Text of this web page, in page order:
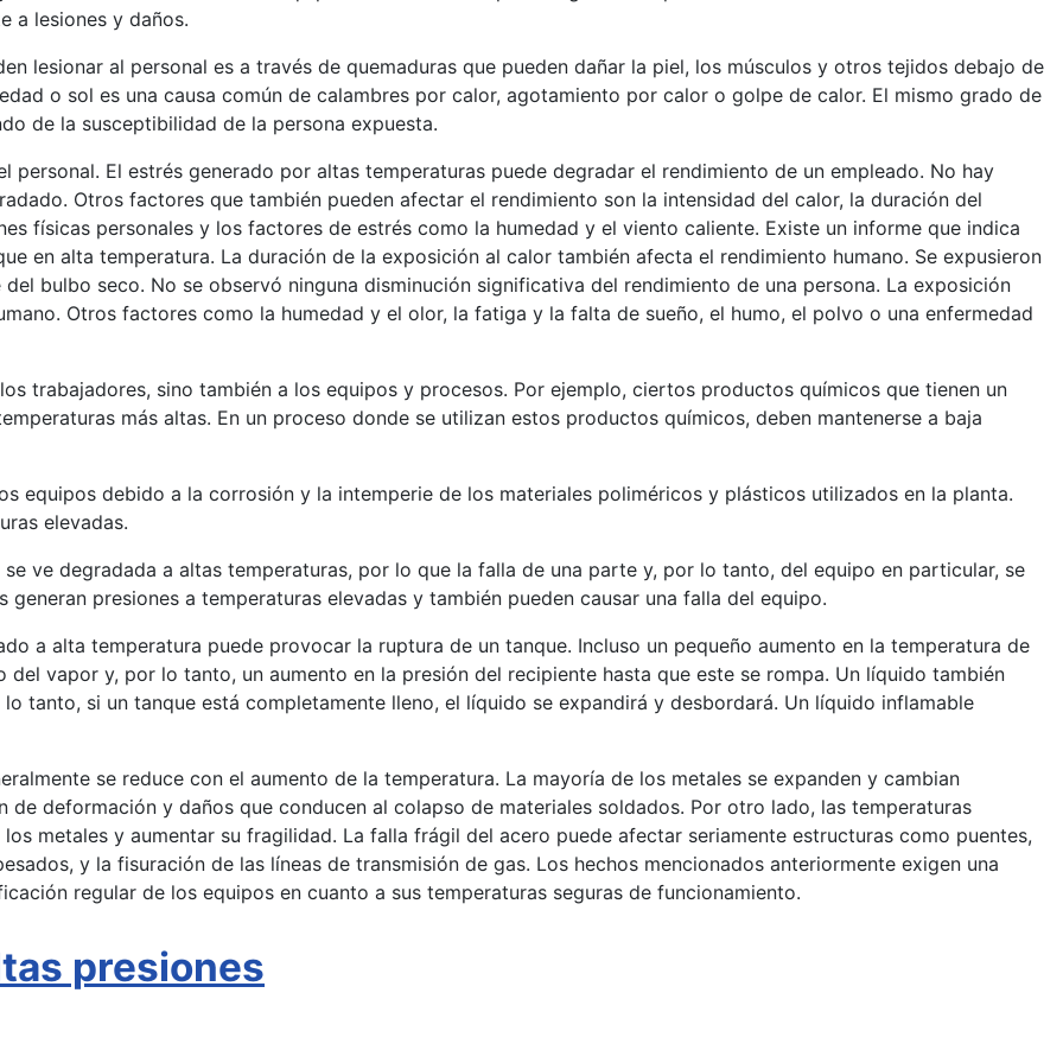
a lesiones y daños.
lesionar al personal es a través de quemaduras que pueden dañar la piel, los músculos y otros tejidos debajo de
o sol es una causa común de calambres por calor, agotamiento por calor o golpe de calor. El mismo grado de
de la susceptibilidad de la persona expuesta.
El estrés generado por altas temperaturas puede degradar el rendimiento de un empleado. No hay
Otros factores que también pueden afectar el rendimiento son la intensidad del calor, la duración del
físicas personales y los factores de estrés como la humedad y el viento caliente. Existe un informe que indica
en alta temperatura. La duración de la exposición al calor también afecta el rendimiento humano. Se expusieron
bulbo seco. No se observó ninguna disminución significativa del rendimiento de una persona. La exposición
Otros factores como la humedad y el olor, la fatiga y la falta de sueño, el humo, el polvo o una enfermedad
trabajadores, sino también a los equipos y procesos. Por ejemplo, ciertos productos químicos que tienen un
más altas. En un proceso donde se utilizan estos productos químicos, deben mantenerse a baja
equipos debido a la corrosión y la intemperie de los materiales poliméricos y plásticos utilizados en la planta.
elevadas.
ve degradada a altas temperaturas, por lo que la falla de una parte y, por lo tanto, del equipo en particular, se
presiones a temperaturas elevadas y también pueden causar una falla del equipo.
a alta temperatura puede provocar la ruptura de un tanque. Incluso un pequeño aumento en la temperatura de
vapor y, por lo tanto, un aumento en la presión del recipiente hasta que este se rompa. Un líquido también
tanto, si un tanque está completamente lleno, el líquido se expandirá y desbordará. Un líquido inflamable
se reduce con el aumento de la temperatura. La mayoría de los metales se expanden y cambian
de deformación y daños que conducen al colapso de materiales soldados. Por otro lado, las temperaturas
metales y aumentar su fragilidad. La falla frágil del acero puede afectar seriamente estructuras como puentes,
y la fisuración de las líneas de transmisión de gas. Los hechos mencionados anteriormente exigen una
regular de los equipos en cuanto a sus temperaturas seguras de funcionamiento.
presiones